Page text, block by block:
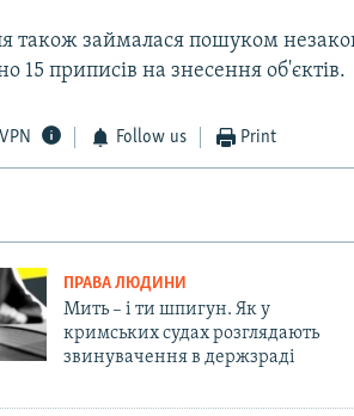
також займалася пошуком
15 приписів на знесення об'єктів.
Follow us Print
ПРАВА ЛЮДИНИ
Мить – і ти шпигун. Як у
кримських судах розглядають
звинувачення в держзраді